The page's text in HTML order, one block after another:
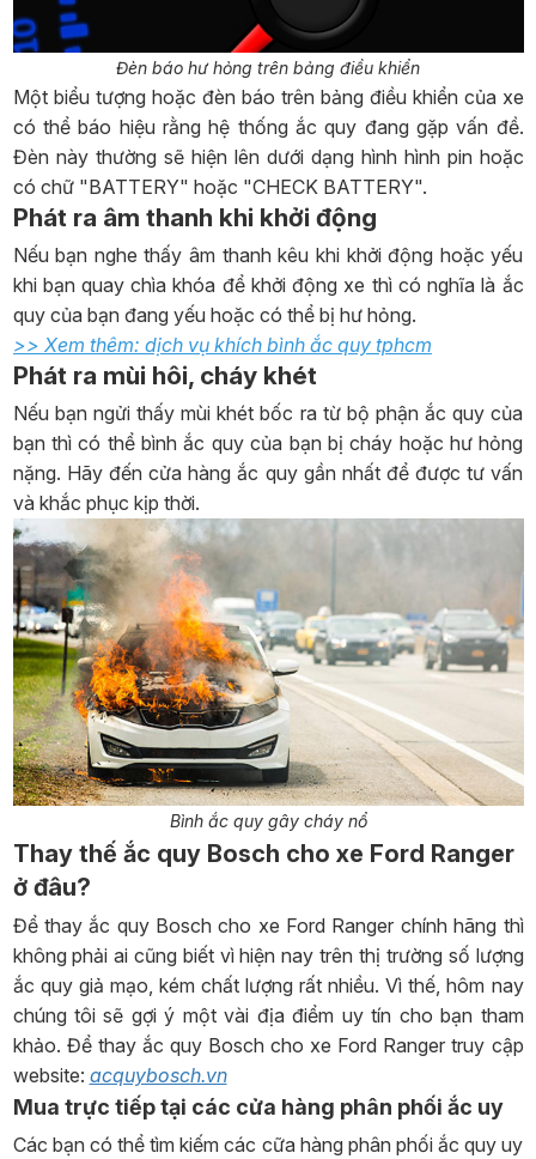
Đèn báo hư hỏng trên bảng điều khiển
Một biểu tượng hoặc đèn báo trên bảng điều khiển của xe
có thể báo hiệu rằng hệ thống ắc quy đang gặp vấn đề.
Đèn này thường sẽ hiện lên dưới dạng hình hình pin hoặc
có chữ "BATTERY" hoặc "CHECK BATTERY".
Phát ra âm thanh khi khởi động
Nếu bạn nghe thấy âm thanh kêu khi khởi động hoặc yếu
khi bạn quay chìa khóa để khởi động xe thì có nghĩa là ắc
quy của bạn đang yếu hoặc có thể bị hư hỏng.
>> Xem thêm: dịch vụ khích bình ắc quy tphcm
Phát ra mùi hôi, cháy khét
Nếu bạn ngửi thấy mùi khét bốc ra từ bộ phận ắc quy của
bạn thì có thể bình ắc quy của bạn bị cháy hoặc hư hỏng
nặng. Hãy đến cửa hàng ắc quy gần nhất để được tư vấn
và khắc phục kịp thời.
Bình ắc quy gây cháy nổ
Thay thế ắc quy Bosch cho xe Ford Ranger
ở đâu?
Để thay ắc quy Bosch cho xe Ford Ranger chính hãng thì
không phải ai cũng biết vì hiện nay trên thị trường số lượng
ắc quy giả mạo, kém chất lượng rất nhiều. Vì thế, hôm nay
chúng tôi sẽ gợi ý một vài địa điểm uy tín cho bạn tham
khảo. Để thay ắc quy Bosch cho xe Ford Ranger truy cập
website: acquybosch.vn
Mua trực tiếp tại các cửa hàng phân phối ắc uy
Các bạn có thể tìm kiếm các cữa hàng phân phối ắc quy uy